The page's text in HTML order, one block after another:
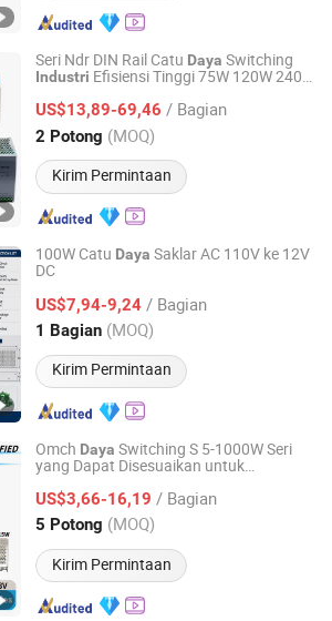
Seri Ndr DIN Rail Catu Daya Switching
Industri Efisiensi Tinggi 75W 120W 240W
Catu Daya
US$13,89-69,46 / Bagian
2 Potong (MOQ)
Kirim Permintaan
Co., Ltd.
Harga mulai 2010
100W Catu Daya Saklar AC 110V ke 12V
DC
US$7,94-9,24 / Bagian
1 Bagian (MOQ)
Kirim Permintaan
Co., Ltd.
Harga mulai 2011
Omch Daya Switching S 5-1000W Seri
yang Dapat Disesuaikan untuk
US$3,66-16,19 / Bagian
5 Potong (MOQ)
Kirim Permintaan
Technology Co., Ltd.
Harga mulai 2018